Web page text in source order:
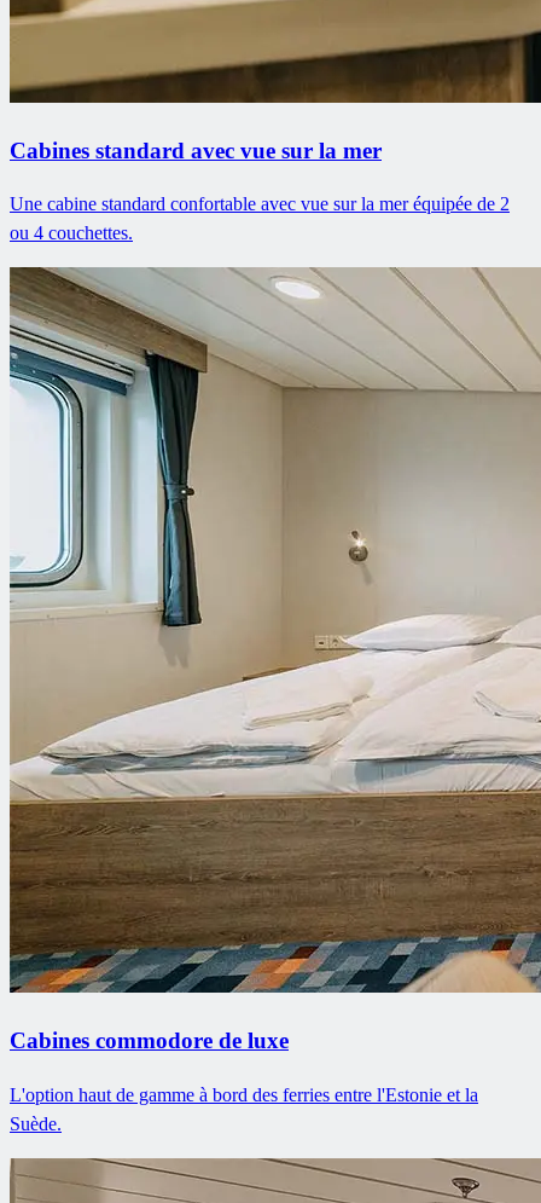
Cabines standard avec vue sur la mer
Une cabine standard confortable avec vue sur la mer équipée de 2
ou 4 couchettes.
Cabines commodore de luxe
L'option haut de gamme à bord des ferries entre l'Estonie et la
Suède.